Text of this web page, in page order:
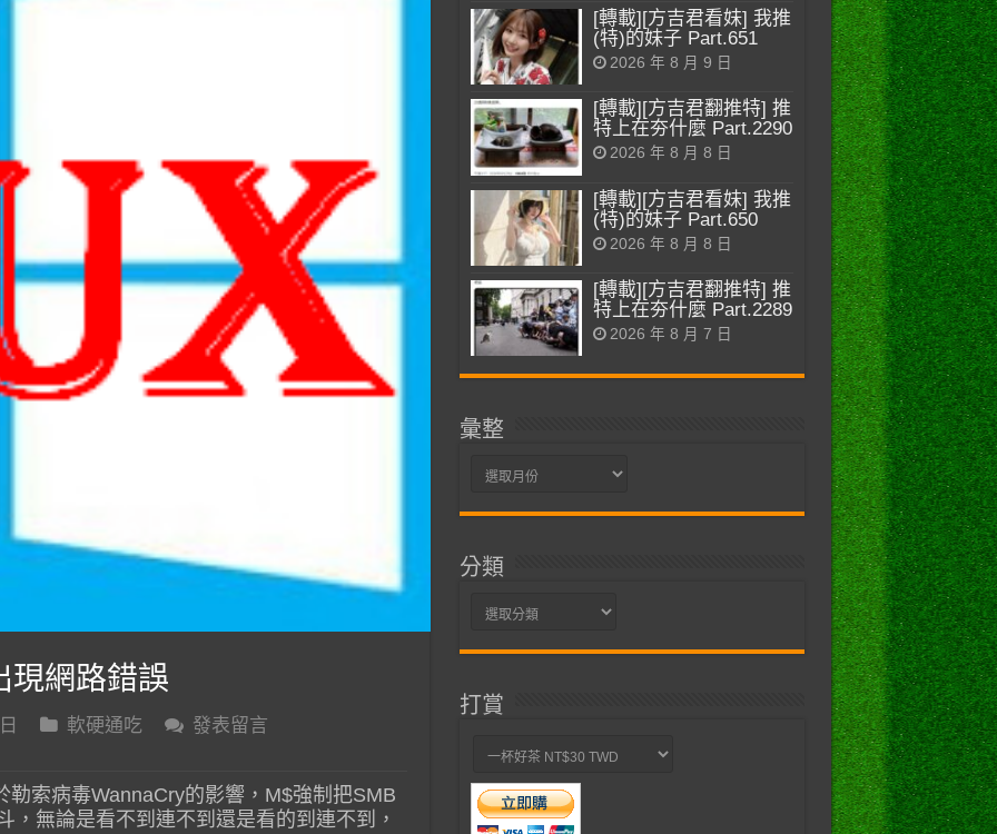
現網路錯誤
軟硬通吃 發表留言
索病毒WannaCry的影響，M$強制把SMB
，無論是看不到連不到還是看的到連不到，
[轉載][方吉君看妹] 我推
(特)的妹子 Part.651
2026 年 8 月 9 日
[轉載][方吉君翻推特] 推
特上在夯什麼 Part.2290
2026 年 8 月 8 日
[轉載][方吉君看妹] 我推
(特)的妹子 Part.650
2026 年 8 月 8 日
[轉載][方吉君翻推特] 推
特上在夯什麼 Part.2289
2026 年 8 月 7 日
彙整
彙
分類
分
打賞